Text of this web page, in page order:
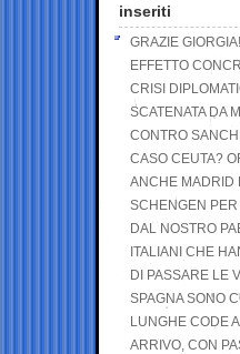
inseriti
GRAZIE
EFFETTO
CRISI
SCATENATA DA
CONTRO
CASO CEUTA?
ANCHE MADRID
SCHENGEN PER
DAL NOSTRO
ITALIANI CHE
DI PASSARE LE
SPAGNA SONO
LUNGHE CODE
ARRIVO, CON